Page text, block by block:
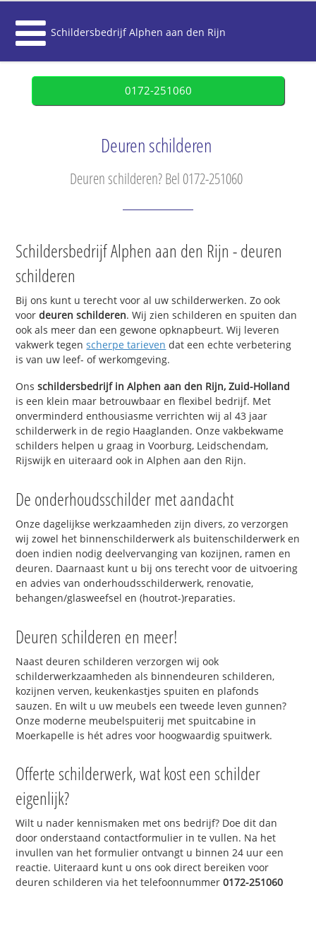
Schildersbedrijf Alphen aan den Rijn
0172-251060
Deuren schilderen
Deuren schilderen? Bel 0172-251060
Schildersbedrijf Alphen aan den Rijn - deuren
schilderen
Bij ons kunt u terecht voor al uw schilderwerken. Zo ook
voordeuren schilderen. Wij zien schilderen en spuiten dan
ook als meer dan een gewone opknapbeurt. Wij leveren
vakwerk tegenscherpe tarieven dat een echte verbetering
is van uw leef- of werkomgeving.
Onsschildersbedrijf in Alphen aan den Rijn, Zuid-Holland
is een klein maar betrouwbaar en flexibel bedrijf. Met
onverminderd enthousiasme verrichten wij al 43 jaar
schilderwerk in de regio Haaglanden. Onze vakbekwame
schilders helpen u graag in Voorburg, Leidschendam,
Rijswijk en uiteraard ook in Alphen aan den Rijn.
De onderhoudsschilder met aandacht
Onze dagelijkse werkzaamheden zijn divers, zo verzorgen
wij zowel het binnenschilderwerk als buitenschilderwerk en
doen indien nodig deelvervanging van kozijnen, ramen en
deuren. Daarnaast kunt u bij ons terecht voor de uitvoering
en advies van onderhoudsschilderwerk, renovatie,
behangen/glasweefsel en (houtrot-)reparaties.
Deuren schilderen en meer!
Naast deuren schilderen verzorgen wij ook
schilderwerkzaamheden als binnendeuren schilderen,
kozijnen verven, keukenkastjes spuiten en plafonds
sauzen. En wilt u uw meubels een tweede leven gunnen?
Onze moderne meubelspuiterij met spuitcabine in
Moerkapelle is hét adres voor hoogwaardig spuitwerk.
Offerte schilderwerk, wat kost een schilder
eigenlijk?
Wilt u nader kennismaken met ons bedrijf? Doe dit dan
door onderstaand contactformulier in te vullen. Na het
invullen van het formulier ontvangt u binnen 24 uur een
reactie. Uiteraard kunt u ons ook direct bereiken voor
deuren schilderen via het telefoonnummer0172-251060